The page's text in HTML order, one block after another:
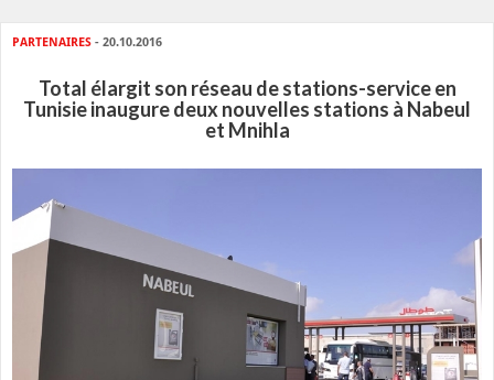
PARTENAIRES - 20.10.2016
Total élargit son réseau de stations-service en
Tunisie inaugure deux nouvelles stations à Nabeul
et Mnihla